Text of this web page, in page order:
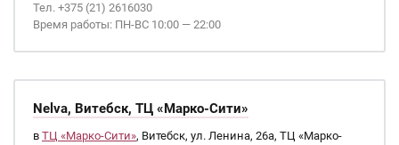
Тел. +375 (21) 2616030
Время работы: ПН-ВС 10:00 — 22:00
Nelva, Витебск, ТЦ «Марко-Сити»
в ТЦ «Марко-Сити», Витебск, ул. Ленина, 26а, ТЦ «Марко-